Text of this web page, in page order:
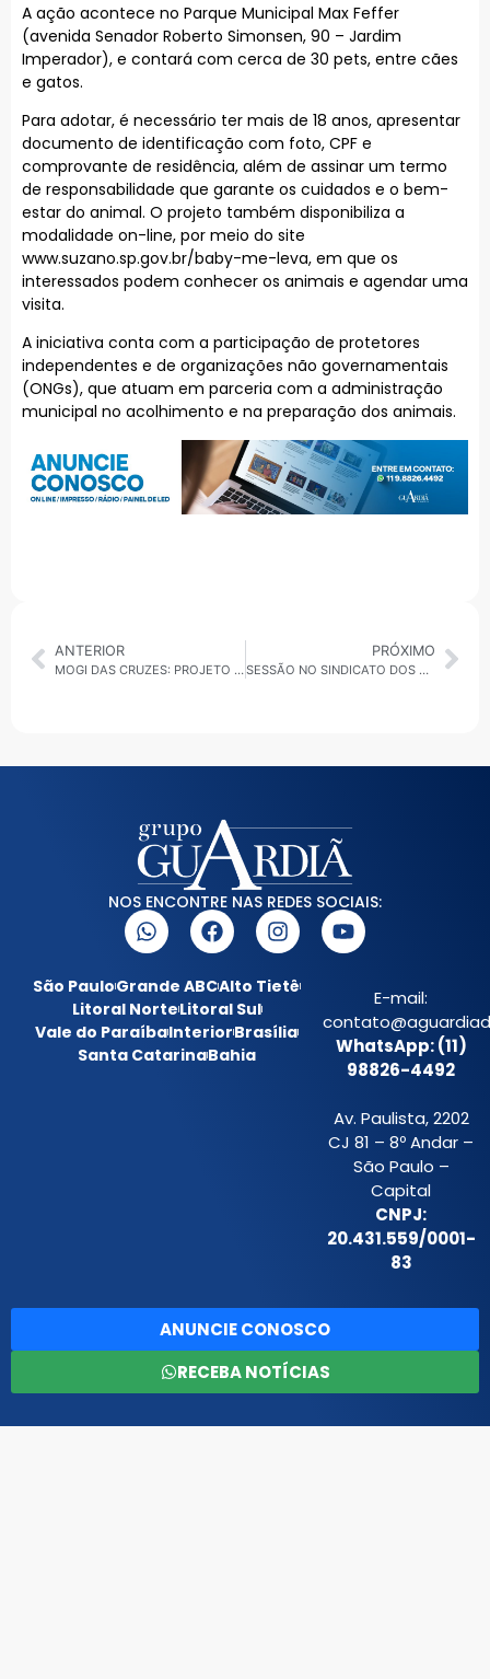
A ação acontece no Parque Municipal Max Feffer
(avenida Senador Roberto Simonsen, 90 – Jardim
Imperador), e contará com cerca de 30 pets, entre cães
e gatos.
Para adotar, é necessário ter mais de 18 anos, apresentar
documento de identificação com foto, CPF e
comprovante de residência, além de assinar um termo
de responsabilidade que garante os cuidados e o bem-
estar do animal. O projeto também disponibiliza a
modalidade on-line, por meio do site
www.suzano.sp.gov.br/baby-me-leva, em que os
interessados podem conhecer os animais e agendar uma
visita.
A iniciativa conta com a participação de protetores
independentes e de organizações não governamentais
(ONGs), que atuam em parceria com a administração
municipal no acolhimento e na preparação dos animais.
ANTERIOR
MOGI DAS CRUZES: PROJETO BROTOS DE MOGI PROMOVE INCREMENTO DE ARBORIZAÇÃO NA VILA NOVA APERECIDA
PRÓXIMO
SESSÃO NO SINDICATO DOS METALÚRGICOS ESQUENTA SBC: POLÍTICA DO PT; MARINHO ANUNCIA MOISÉS PARA DEPUTADO FEDERAL
NOS ENCONTRE NAS REDES SOCIAIS:
São PauloGrande ABCAlto Tietê
Litoral NorteLitoral Sul
Vale do ParaíbaInteriorBrasília
Santa CatarinaBahia
E-mail:
WhatsApp: (11)
98826-4492
Av. Paulista, 2202
CJ 81 – 8º Andar –
São Paulo –
Capital
CNPJ:
20.431.559/0001-
83
ANUNCIE CONOSCO
RECEBA NOTÍCIAS